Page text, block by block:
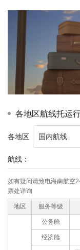
各地区航线托运
各地区
航线：
如有疑问请致电海南航空
票处详询
地区 服务等级
公务舱
经济舱